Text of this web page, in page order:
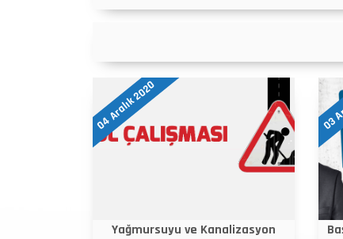
04 Aralık 2020
Yağmursuyu ve Kanalizasyon
03